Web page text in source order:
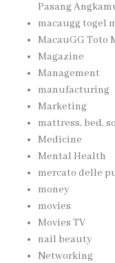
Pasang
macaugg togel
MacauGG Toto
Magazine
Management
manufacturing
Marketing
mattress, bed,
Medicine
Mental Health
mercato delle
money
movies
Movies TV
nail beauty
Networking